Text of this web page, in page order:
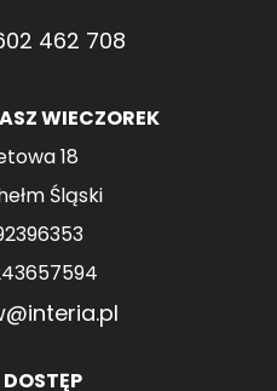
462 708
WIECZOREK
18
Śląski